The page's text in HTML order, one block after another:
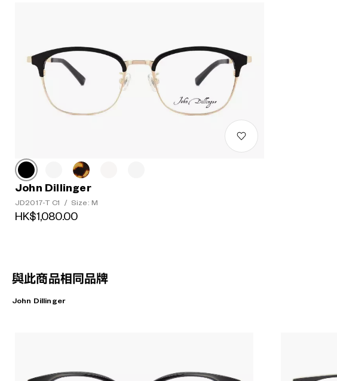
John Dillinger
JD2017-T C1 / Size: M
HK$1,080.00
與此商品相同品牌
John Dillinger